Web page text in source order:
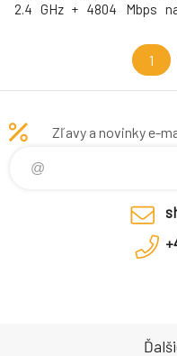
2.4 GHz + 4804 Mbps
SDN,
centralizovanou
cloudu, ZTP* a další funkce.
rychlosti na jednom
1
Zľavy a novinky e-